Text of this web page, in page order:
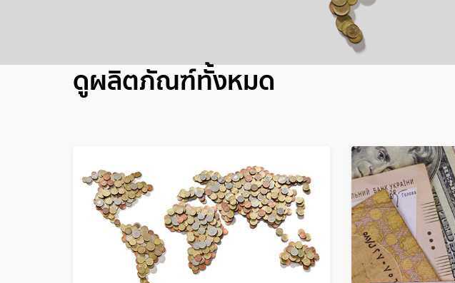
ดูผลิตภัณฑ์ทั้งหมด